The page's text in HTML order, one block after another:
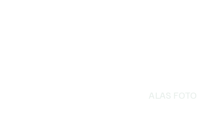
ALAS FOTO